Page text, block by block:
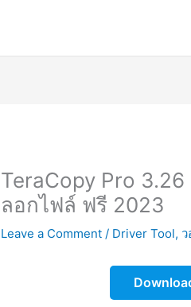
TeraCopy Pro 3.26
ลอกไฟล์ ฟรี 2023
Leave a Comment / Driver Tool,